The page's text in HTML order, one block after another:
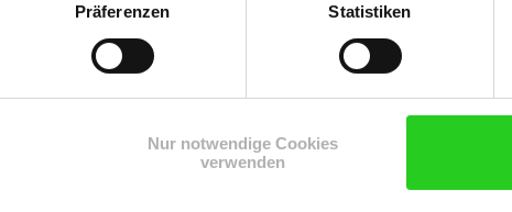
Präferenzen Statistiken
Nur notwendige Cookies
verwenden
Weinwelt Rezeptwelt